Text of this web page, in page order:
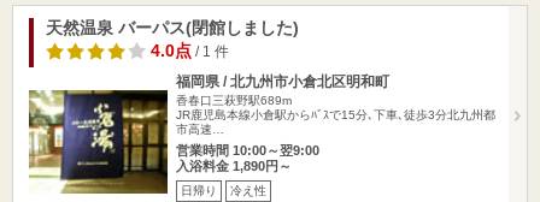
天然温泉 バーパス(閉館しました)
4.0点 / 1 件
福岡県 / 北九州市小倉北区明和町
香春口三萩野駅689m
JR鹿児島本線小倉駅からﾊﾞｽで15分､下車､徒歩3分北九州都
市高速…
営業時間 10:00～翌9:00
入浴料金 1,890円～
日帰り 冷え性